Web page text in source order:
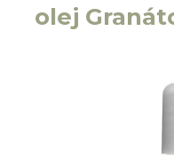
olej